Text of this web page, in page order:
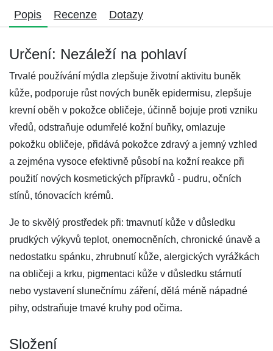
Popis Recenze Dotazy
Určení: Nezáleží na pohlaví
Trvalé používání mýdla zlepšuje životní aktivitu buněk
kůže, podporuje růst nových buněk epidermisu, zlepšuje
krevní oběh v pokožce obličeje, účinně bojuje proti vzniku
vředů, odstraňuje odumřelé kožní buňky, omlazuje
pokožku obličeje, přidává pokožce zdravý a jemný vzhled
a zejména vysoce efektivně působí na kožní reakce při
použití nových kosmetických přípravků - pudru, očních
stínů, tónovacích krémů.
Je to skvělý prostředek při: tmavnutí kůže v důsledku
prudkých výkyvů teplot, onemocněních, chronické únavě a
nedostatku spánku, zhrubnutí kůže, alergických vyrážkách
na obličeji a krku, pigmentaci kůže v důsledku stárnutí
nebo vystavení slunečnímu záření, dělá méně nápadné
pihy, odstraňuje tmavé kruhy pod očima.
Složení